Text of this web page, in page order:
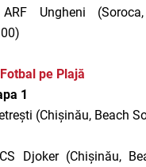
Ungheni
pe Plajă
1
(Chișinău, Beach
Djoker (Chișinău,